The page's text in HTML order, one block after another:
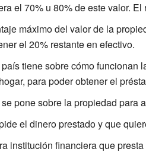
el 70% u 80% de este valor.
máximo del valor de la
el 20% restante en efectivo.
tiene sobre cómo funcionan
para poder obtener el
pone sobre la propiedad para
el dinero prestado y que
institución financiera que